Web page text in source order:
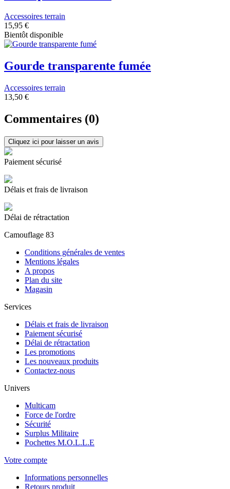
Accessoires terrain
15,95 €
Bientôt disponible
Gourde transparente fumée
Accessoires terrain
13,50 €
Commentaires (0)
Cliquez ici pour laisser un avis
Paiement sécurisé
Délais et frais de livraison
Délai de rétractation
Camouflage 83
Conditions générales de ventes
Mentions légales
A propos
Plan du site
Magasin
Services
Délais et frais de livraison
Paiement sécurisé
Délai de rétractation
Les promotions
Les nouveaux produits
Contactez-nous
Univers
Multicam
Force de l'ordre
Sécurité
Surplus Militaire
Pochettes M.O.L.L.E
Votre compte
Informations personnelles
Retours produit